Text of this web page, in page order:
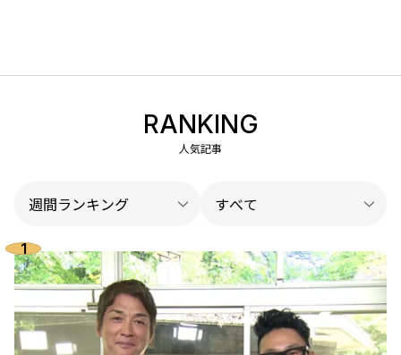
RANKING
人気記事